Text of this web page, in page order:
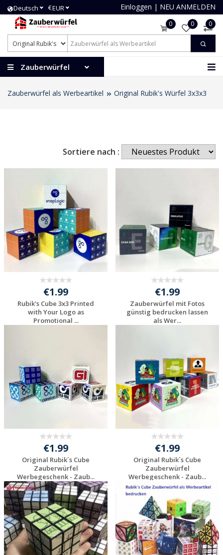
Deutsch €EUR Einloggen | NEU ANMELDEN
0 0 0
Zauberwürfel
Zauberwürfel als Werbeartikel Original Rubik's Würfel 3x3x3
Sortiere nach :
€1.99
Rubik's Cube 3x3 Printed
with Your Logo as
Promotional ...
€1.99
Zauberwürfel mit Fotos
günstig bedrucken lassen
als Wer...
€1.99
Original Rubik´s Cube
Zauberwürfel
Werbegeschenk - Zaub...
€1.99
Original Rubik´s Cube
Zauberwürfel
Werbegeschenk - Zaub...